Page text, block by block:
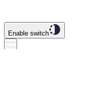
Enable switch